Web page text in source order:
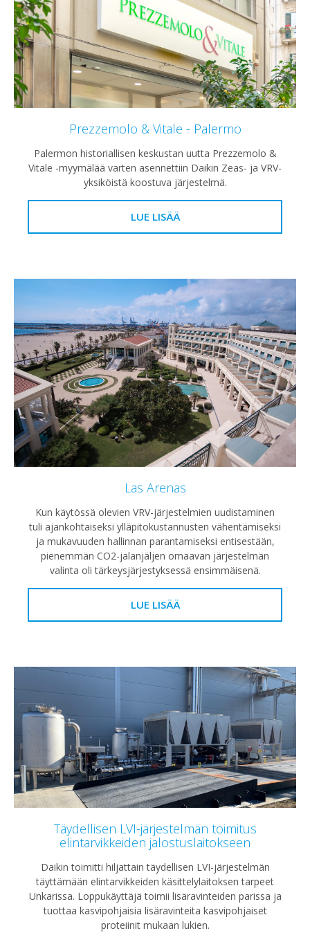
Prezzemolo & Vitale - Palermo
Palermon historiallisen keskustan uutta Prezzemolo &
Vitale -myymälää varten asennettiin Daikin Zeas- ja VRV-
yksiköistä koostuva järjestelmä.
LUE LISÄÄ
Las Arenas
Kun käytössä olevien VRV-järjestelmien uudistaminen
tuli ajankohtaiseksi ylläpitokustannusten vähentämiseksi
ja mukavuuden hallinnan parantamiseksi entisestään,
pienemmän CO2-jalanjäljen omaavan järjestelmän
valinta oli tärkeysjärjestyksessä ensimmäisenä.
LUE LISÄÄ
Täydellisen LVI-järjestelmän toimitus
elintarvikkeiden jalostuslaitokseen
Daikin toimitti hiljattain täydellisen LVI-järjestelmän
täyttämään elintarvikkeiden käsittelylaitoksen tarpeet
Unkarissa. Loppukäyttäjä toimii lisäravinteiden parissa ja
tuottaa kasvipohjaisia lisäravinteita kasvipohjaiset
proteiinit mukaan lukien.